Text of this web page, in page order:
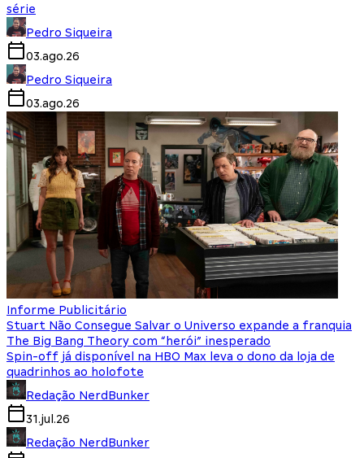
série
Pedro Siqueira
03.ago.26
Pedro Siqueira
03.ago.26
Informe Publicitário
Stuart Não Consegue Salvar o Universo expande a franquia
The Big Bang Theory com “herói” inesperado
Spin-off já disponível na HBO Max leva o dono da loja de
quadrinhos ao holofote
Redação NerdBunker
31.jul.26
Redação NerdBunker